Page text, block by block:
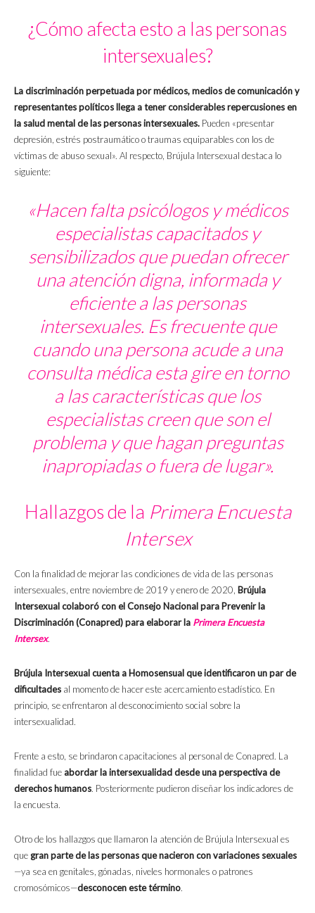
¿Cómo afecta esto a las personas
intersexuales?
La discriminación perpetuada por médicos, medios de comunicación y
representantes políticos llega a tener considerables repercusiones en
la salud mental de las personas intersexuales. Pueden «presentar
depresión, estrés postraumático o traumas equiparables con los de
víctimas de abuso sexual». Al respecto, Brújula Intersexual destaca lo
siguiente:
«Hacen falta psicólogos y médicos
especialistas capacitados y
sensibilizados que puedan ofrecer
una atención digna, informada y
eficiente a las personas
intersexuales. Es frecuente que
cuando una persona acude a una
consulta médica esta gire en torno
a las características que los
especialistas creen que son el
problema y que hagan preguntas
inapropiadas o fuera de lugar».
Hallazgos de la Primera Encuesta
Intersex
Con la finalidad de mejorar las condiciones de vida de las personas
intersexuales, entre noviembre de 2019 y enero de 2020, Brújula
Intersexual colaboró con el Consejo Nacional para Prevenir la
Discriminación (Conapred) para elaborar la Primera Encuesta
Intersex.
Brújula Intersexual cuenta a Homosensual que identificaron un par de
dificultades al momento de hacer este acercamiento estadístico. En
principio, se enfrentaron al desconocimiento social sobre la
intersexualidad.
Frente a esto, se brindaron capacitaciones al personal de Conapred. La
finalidad fue abordar la intersexualidad desde una perspectiva de
derechos humanos. Posteriormente pudieron diseñar los indicadores de
la encuesta.
Otro de los hallazgos que llamaron la atención de Brújula Intersexual es
quegran parte de las personas que nacieron con variaciones sexuales
—ya sea en genitales, gónadas, niveles hormonales o patrones
cromosómicos—desconocen este término.